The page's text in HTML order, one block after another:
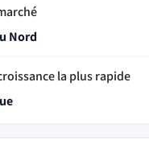
Nord
la plus rapide